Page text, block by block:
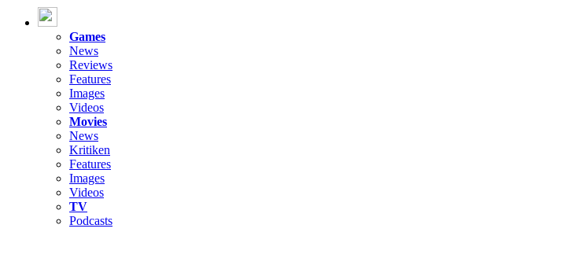
Games
News
Reviews
Features
Images
Videos
Movies
News
Kritiken
Features
Images
Videos
TV
Podcasts